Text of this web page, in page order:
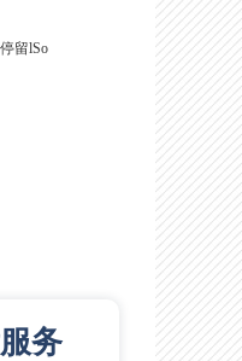
留lSo
务